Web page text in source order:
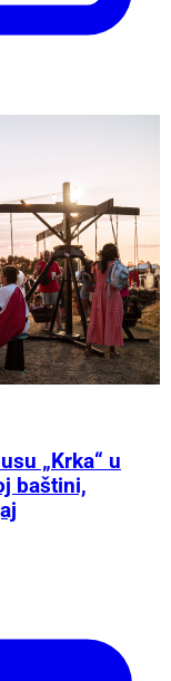
„Krka“ u
baštini,